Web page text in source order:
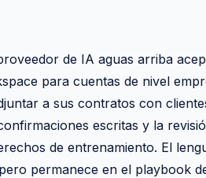
de IA aguas arriba
para cuentas de nivel
a sus contratos con
escritas y la
de entrenamiento. El
permanece en el playbook